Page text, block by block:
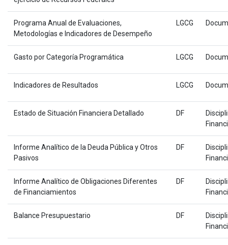
Programa Anual de Evaluaciones,
Metodologías e Indicadores de Desempeño
LGCG
Gasto por Categoría Programática LGCG
Indicadores de Resultados LGCG
Estado de Situación Financiera Detallado DF
Informe Analítico de la Deuda Pública y Otros
Pasivos
DF
Informe Analítico de Obligaciones Diferentes
de Financiamientos
DF
Balance Presupuestario DF